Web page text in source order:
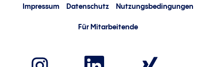
Impressum Datenschutz Nutzungsbedingungen
Für Mitarbeitende
W
W